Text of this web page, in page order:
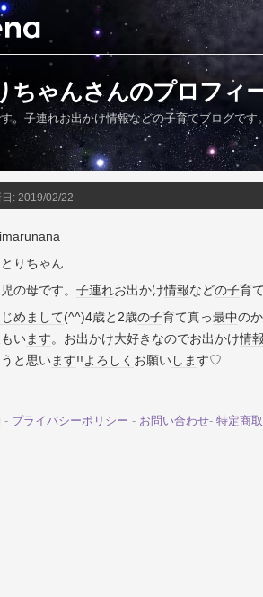
ちゃんさんのプロフィ
。子連れお出かけ情報などの子育てブログです
: 2019/02/22
りちゃん
の母です。 子連れお出かけ情報などの子育
めまして(^^)4歳と2歳の子育て真っ最中の
います。お出かけ大好きなのでお出かけ情
と思います!!よろしく お願いします♡
- プライバシーポリシー - お問い合わせ- 特定商